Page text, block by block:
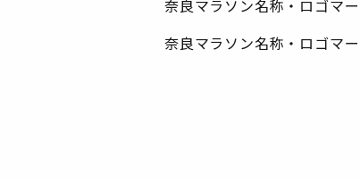
奈良マラソン名称・ロゴマ
奈良マラソン名称・ロゴマ